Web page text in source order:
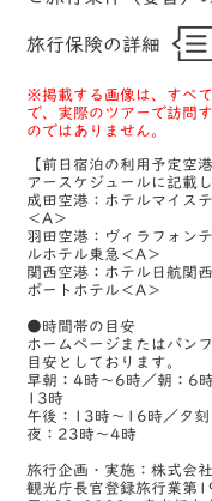
旅行保険の詳細
※掲載する画像は、すべ
で、実際のツアーで訪問
のではありません。
【前日宿泊の利用予定
アースケジュールに記載
成田空港：ホテルマイス
＜A＞
羽田空港：ヴィラフォン
ルホテル東急＜A＞
関西空港：ホテル日航関
ポートホテル＜A＞
●時間帯の目安
ホームページまたはパン
目安としております。
早朝：4時～6時／朝：6
13時
午後：13時～16時／夕
夜：23時～4時
旅行企画・実施：株式会
観光庁長官登録旅行業第